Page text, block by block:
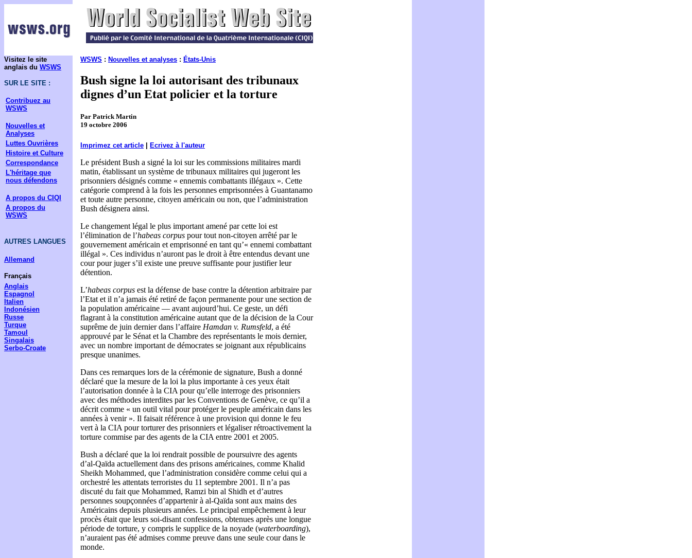
Visitez le site
anglais du WSWS
SUR LE SITE :
Contribuez au
WSWS
Nouvelles et
Analyses
Luttes Ouvrières
Histoire et Culture
Correspondance
L'héritage que
nous défendons
A propos du CIQI
A propos du
WSWS
AUTRES LANGUES
Allemand
Français
Anglais
Espagnol
Italien
Indonésien
Russe
Turque
Tamoul
Singalais
Serbo-Croate
WSWS : Nouvelles et analyses : États-Unis
Bush signe la loi autorisant des tribunaux
dignes d’un Etat policier et la torture
Par Patrick Martin
19 octobre 2006
Imprimez cet article Ecrivez à l'auteur
Le président Bush a signé la loi sur les commissions militaires mardi
matin, établissant un système de tribunaux militaires qui jugeront les
prisonniers désignés comme « ennemis combattants illégaux ». Cette
catégorie comprend à la fois les personnes emprisonnées à Guantanamo
et toute autre personne, citoyen américain ou non, que l’administration
Bush désignera ainsi.
Le changement légal le plus important amené par cette loi est
l’élimination de l’habeas corpus pour tout non-citoyen arrêté par le
gouvernement américain et emprisonné en tant qu’« ennemi combattant
illégal ». Ces individus n’auront pas le droit à être entendus devant une
cour pour juger s’il existe une preuve suffisante pour justifier leur
détention.
L’habeas corpus est la défense de base contre la détention arbitraire par
l’Etat et il n’a jamais été retiré de façon permanente pour une section de
la population américaine — avant aujourd’hui. Ce geste, un défi
flagrant à la constitution américaine autant que de la décision de la Cour
suprême de juin dernier dans l’affaire Hamdan v. Rumsfeld, a été
approuvé par le Sénat et la Chambre des représentants le mois dernier,
avec un nombre important de démocrates se joignant aux républicains
presque unanimes.
Dans ces remarques lors de la cérémonie de signature, Bush a donné
déclaré que la mesure de la loi la plus importante à ces yeux était
l’autorisation donnée à la CIA pour qu’elle interroge des prisonniers
avec des méthodes interdites par les Conventions de Genève, ce qu’il a
décrit comme « un outil vital pour protéger le peuple américain dans les
années à venir ». Il faisait référence à une provision qui donne le feu
vert à la CIA pour torturer des prisonniers et légaliser rétroactivement la
torture commise par des agents de la CIA entre 2001 et 2005.
Bush a déclaré que la loi rendrait possible de poursuivre des agents
d’al-Qaïda actuellement dans des prisons américaines, comme Khalid
Sheikh Mohammed, que l’administration considère comme celui qui a
orchestré les attentats terroristes du 11 septembre 2001. Il n’a pas
discuté du fait que Mohammed, Ramzi bin al Shidh et d’autres
personnes soupçonnées d’appartenir à al-Qaïda sont aux mains des
Américains depuis plusieurs années. Le principal empêchement à leur
procès était que leurs soi-disant confessions, obtenues après une longue
période de torture, y compris le supplice de la noyade (waterboarding),
n’auraient pas été admises comme preuve dans une seule cour dans le
monde.